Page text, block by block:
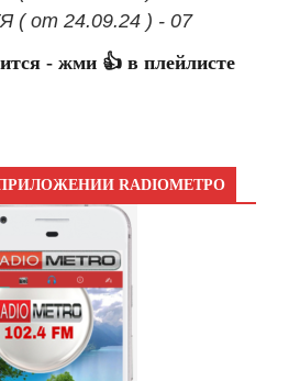
( от 24.09.24 ) - 07
- жми 👍 в плейлисте
RADIOМЕТРО